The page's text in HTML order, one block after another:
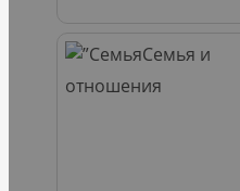
Семья и
отношения